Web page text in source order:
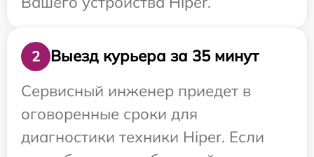
2
Выезд курьера за 35 минут
Сервисный инженер приедет в
оговоренные сроки для
диагностики техники Hiper. Если